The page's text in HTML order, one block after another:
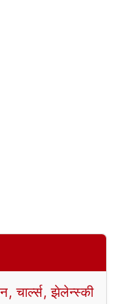
चार्ल्स, झेलेन्स्की